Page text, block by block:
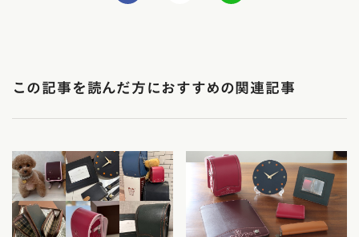
この記事を読んだ方におすすめの関連記事